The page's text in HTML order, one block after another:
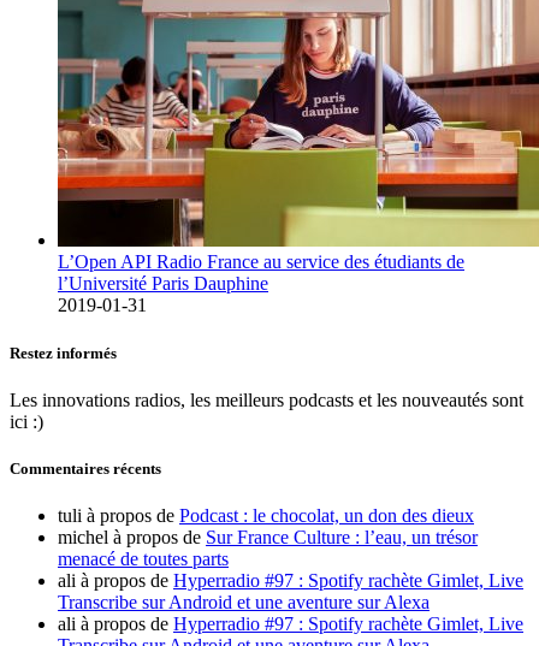
L’Open API Radio France au service des étudiants de
l’Université Paris Dauphine
2019-01-31
Restez informés
Les innovations radios, les meilleurs podcasts et les nouveautés sont
ici :)
Commentaires récents
tuli à propos de Podcast : le chocolat, un don des dieux
michel à propos de Sur France Culture : l’eau, un trésor
menacé de toutes parts
ali à propos de Hyperradio #97 : Spotify rachète Gimlet, Live
Transcribe sur Android et une aventure sur Alexa
ali à propos de Hyperradio #97 : Spotify rachète Gimlet, Live